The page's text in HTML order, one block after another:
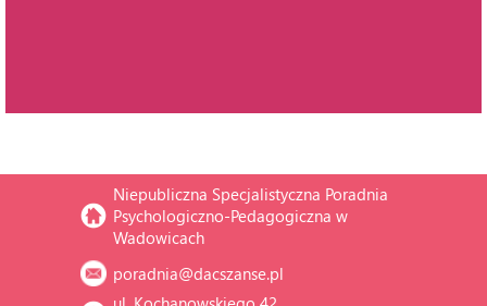
Niepubliczna Specjalistyczna Poradnia
Psychologiczno-Pedagogiczna w
Wadowicach
poradnia@dacszanse.pl